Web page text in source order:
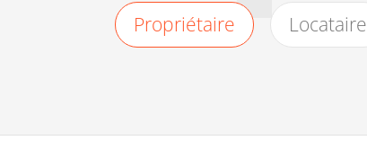
Propriétaire Locataire